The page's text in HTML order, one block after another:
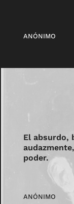
ANÓNIMO
El absurdo,
poder.
ANÓNIMO